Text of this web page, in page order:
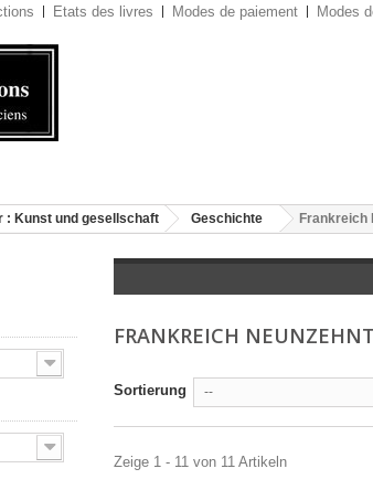
Etats des livres Modes de paiement Modes
: Kunst und gesellschaft Geschichte Frankreich
FRANKREICH
Sortierung --
Zeige 1 - 11 von 11 Artikeln